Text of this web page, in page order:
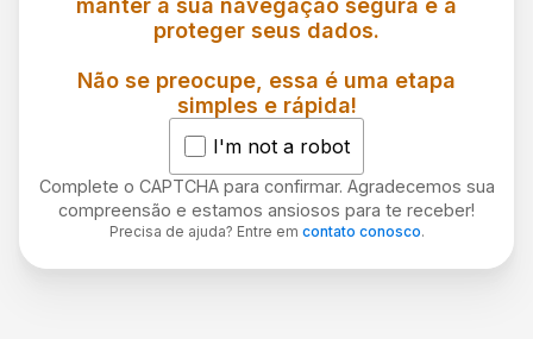
manter a sua navegação segura e a
proteger seus dados.
Não se preocupe, essa é uma etapa
simples e rápida!
I'm not a robot
Complete o CAPTCHA para confirmar. Agradecemos sua
compreensão e estamos ansiosos para te receber!
Precisa de ajuda? Entre em contato conosco.